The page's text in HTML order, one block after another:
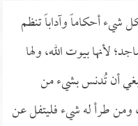
أحكاماً وآداباً تنظم
لأنها بيوت الله، ولها
أن تُدنس بشيء من
ومن طرأ له شيء فليتفل عن